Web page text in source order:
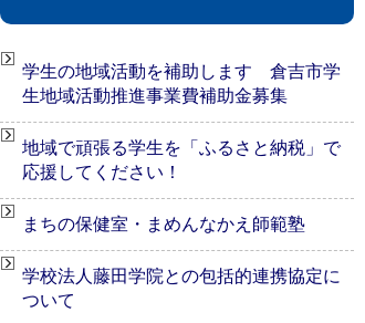
学生の地域活動を補助します 倉吉市学
生地域活動推進事業費補助金募集
地域で頑張る学生を「ふるさと納税」で
応援してください！
まちの保健室・まめんなかえ師範塾
学校法人藤田学院との包括的連携協定に
ついて